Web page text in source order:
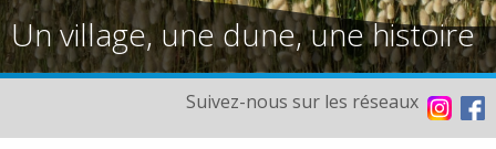
Un village, une dune, une histoire
Suivez-nous sur les réseaux